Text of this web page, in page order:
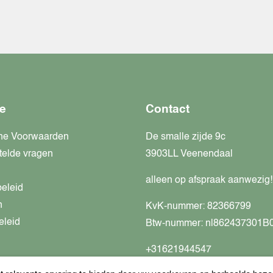
Voorwaarden
vragen
Contact
De smalle zijde 9c
3903LL Veenendaal
alleen op afspraak aanwezig!
KvK-nummer: 82366799
Btw-nummer:
+31621944547